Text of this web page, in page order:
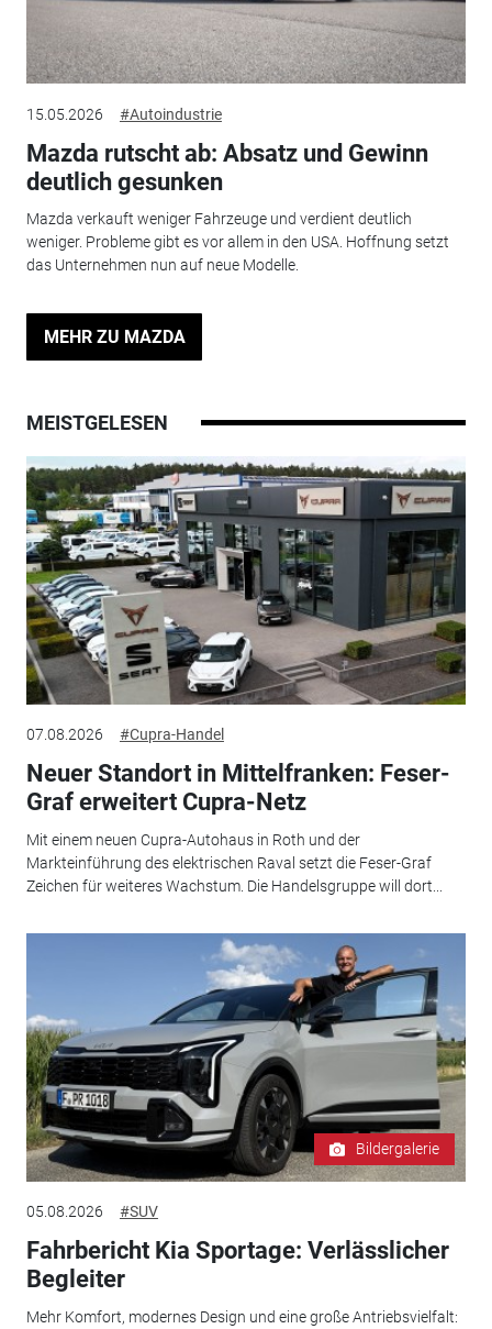
15.05.2026 #Autoindustrie
Mazda rutscht ab: Absatz und Gewinn
deutlich gesunken
Mazda verkauft weniger Fahrzeuge und verdient deutlich
weniger. Probleme gibt es vor allem in den USA. Hoffnung setzt
das Unternehmen nun auf neue Modelle.
MEHR ZU MAZDA
MEISTGELESEN
07.08.2026 #Cupra-Handel
Neuer Standort in Mittelfranken: Feser-
Graf erweitert Cupra-Netz
Mit einem neuen Cupra-Autohaus in Roth und der
Markteinführung des elektrischen Raval setzt die Feser-Graf
Zeichen für weiteres Wachstum. Die Handelsgruppe will dort...
Bildergalerie
05.08.2026 #SUV
Fahrbericht Kia Sportage: Verlässlicher
Begleiter
Mehr Komfort, modernes Design und eine große Antriebsvielfalt: